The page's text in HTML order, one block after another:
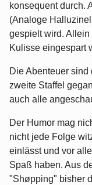
konsequent durch.
(Analoge
gespielt wird.
Kulisse eingespart
Die Abenteuer
zweite Staffel
auch alle
Der Humor mag
nicht jede Folge
einlässt und vor
Spaß haben. Aus
"Shøpping" bisher